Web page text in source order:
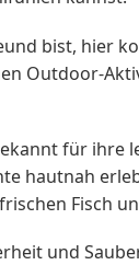
bist, hier
Outdoor-
für ihre
hautnah
Fisch
und